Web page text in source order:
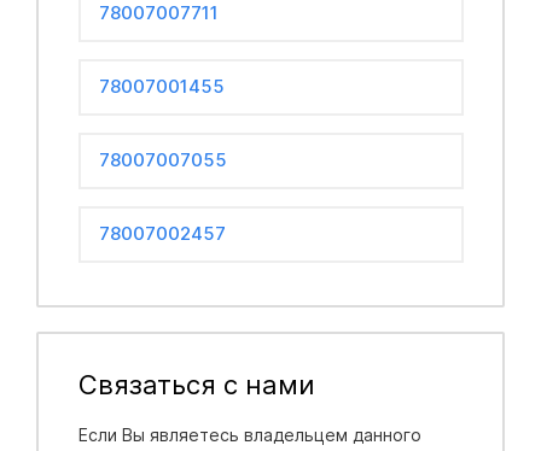
78007007711
78007001455
78007007055
78007002457
Связаться с нами
Если Вы являетесь владельцем данного